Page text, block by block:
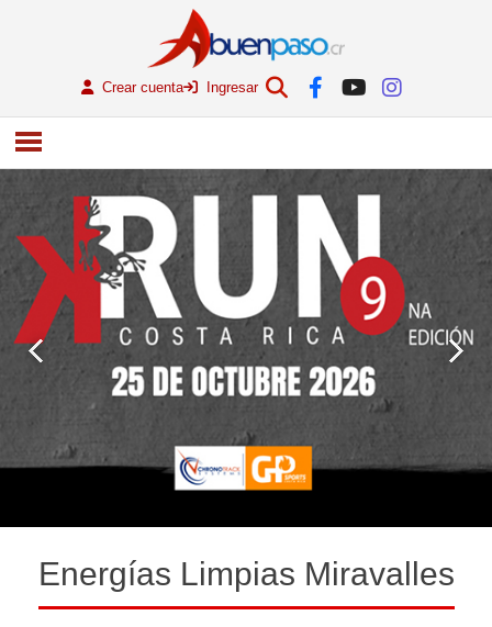
Crear cuenta Ingresar
Energías Limpias Miravalles